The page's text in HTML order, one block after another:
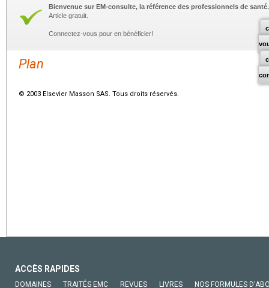
Bienvenue sur EM-consulte, la référence des professionnels de santé.
Article gratuit.
Connectez-vous pour en bénéficier!
Plan
© 2003 Elsevier Masson SAS. Tous droits réservés.
ACCÈS RAPIDES
DOMAINES TRAITÉS EMC REVUES LIVRES NOS FORMULES